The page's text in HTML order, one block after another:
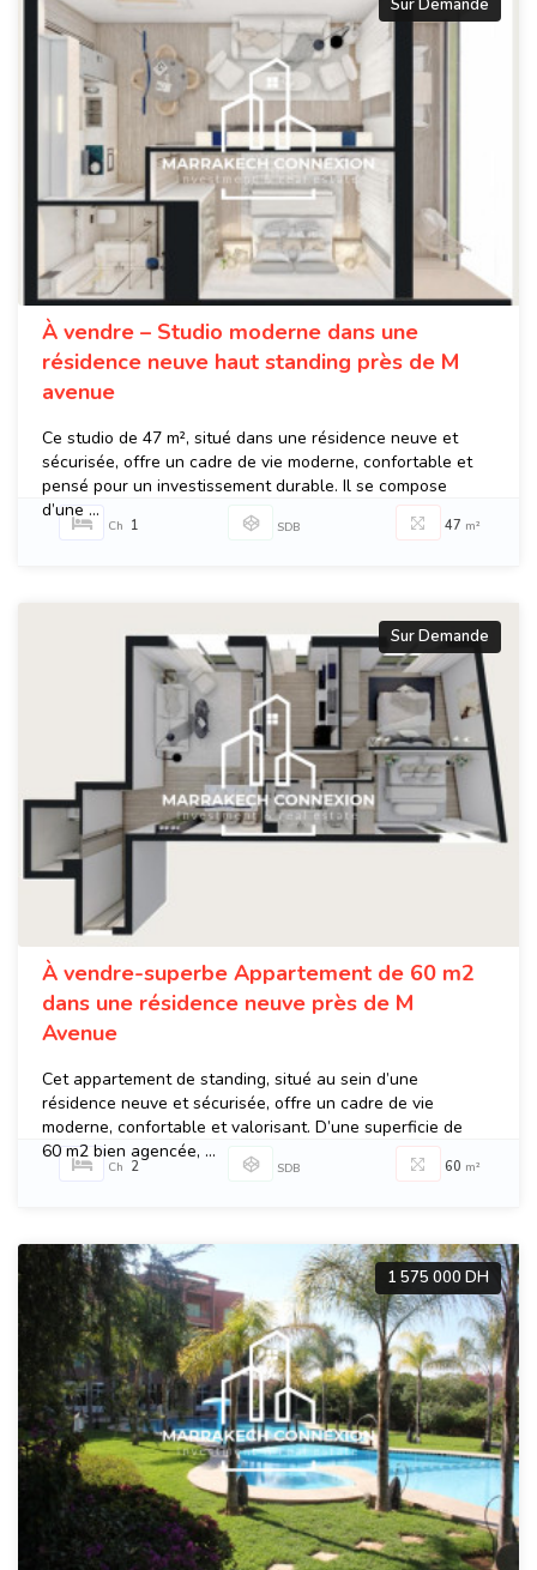
Sur Demande
À vendre – Studio moderne dans une
résidence neuve haut standing près de M
avenue
Ce studio de 47 m², situé dans une résidence neuve et
sécurisée, offre un cadre de vie moderne, confortable et
pensé pour un investissement durable. Il se compose
d’une ...
Ch 1 SDB 47 m²
Sur Demande
À vendre-superbe Appartement de 60 m2
dans une résidence neuve près de M
Avenue
Cet appartement de standing, situé au sein d’une
résidence neuve et sécurisée, offre un cadre de vie
moderne, confortable et valorisant. D’une superficie de
60 m2 bien agencée, ...
Ch 2 SDB 60 m²
1 575 000 DH